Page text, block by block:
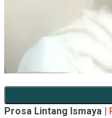
Prosa Lintang Ismaya |